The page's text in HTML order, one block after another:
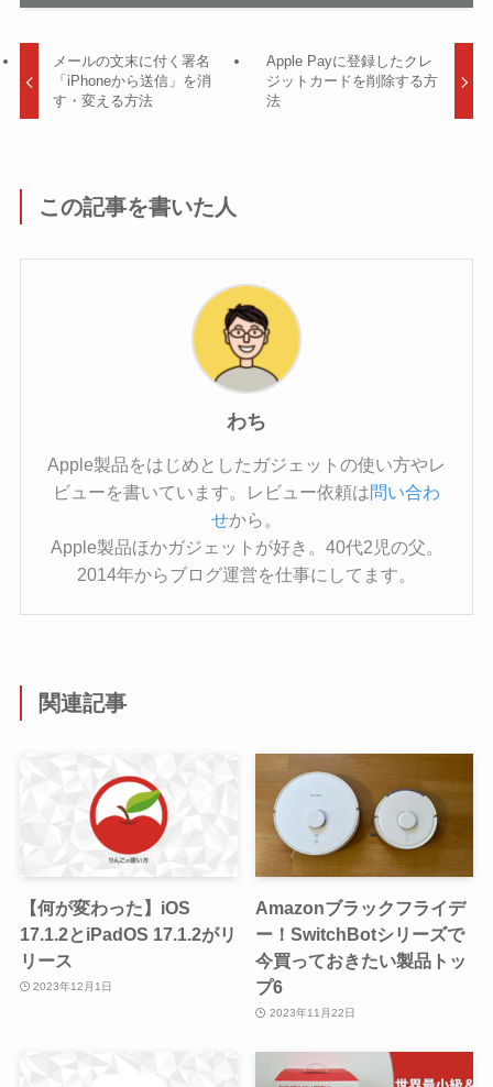
メールの文末に付く署名
「iPhoneから送信」を消
す・変える方法
Apple Payに登録したクレ
ジットカードを削除する方
法
この記事を書いた人
わち
Apple製品をはじめとしたガジェットの使い方やレ
ビューを書いています。レビュー依頼は問い合わ
せから。
Apple製品ほかガジェットが好き。40代2児の父。
2014年からブログ運営を仕事にしてます。
関連記事
【何が変わった】iOS
17.1.2とiPadOS 17.1.2がリ
リース
2023年12月1日
Amazonブラックフライデ
ー！SwitchBotシリーズで
今買っておきたい製品トッ
プ6
2023年11月22日